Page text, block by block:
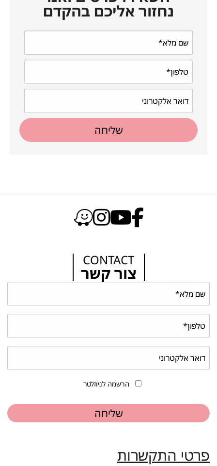
נחזור אליכם בהקדם
CONTACT
צור קשר
הרשמה לניוזלטר
פרטי התקשרות